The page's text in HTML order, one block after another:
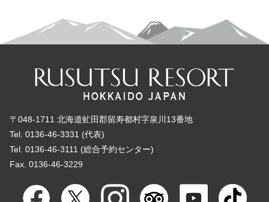
〒048-1711 北海道虻田郡留寿都村字泉川13番地
Tel. 0136-46-3331 (代表)
Tel. 0136-46-3111 (総合予約センター)
Fax. 0136-46-3229